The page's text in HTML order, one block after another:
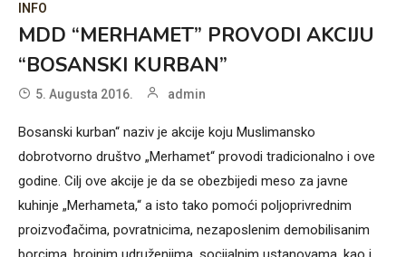
INFO
MDD “MERHAMET” PROVODI AKCIJU
“BOSANSKI KURBAN”
5. Augusta 2016. admin
Bosanski kurban“ naziv je akcije koju Muslimansko
dobrotvorno društvo „Merhamet“ provodi tradicionalno i ove
godine. Cilj ove akcije je da se obezbijedi meso za javne
kuhinje „Merhameta,“ a isto tako pomoći poljoprivrednim
proizvođačima, povratnicima, nezaposlenim demobilisanim